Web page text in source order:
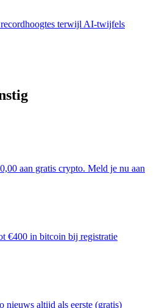
terwijl AI-twijfels
aan gratis crypto. Meld je nu aan
€400 in bitcoin bij registratie
nieuws altijd als eerste (gratis)